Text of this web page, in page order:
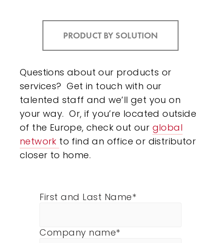
PRODUCT BY SOLUTION
Questions about our products or
services? Get in touch with our
talented staff and we’ll get you on
your way. Or, if you’re located outside
of the Europe, check out our global
network to find an office or distributor
closer to home.
First and Last Name*
Company name*